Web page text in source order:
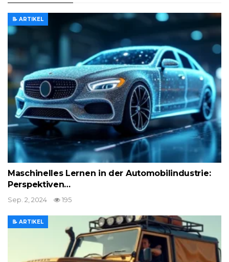
📝 ARTIKEL
Maschinelles Lernen in der Automobilindustrie:
Perspektiven…
Sep. 2, 2024 195
📝 ARTIKEL